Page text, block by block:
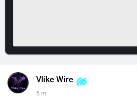
Vlike Wire
5 m